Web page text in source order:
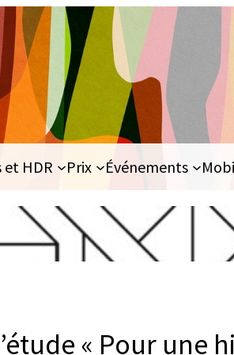
et HDR Prix Événements
« Pour une